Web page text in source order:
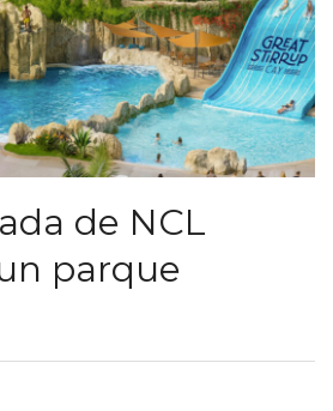
de NCL
parque